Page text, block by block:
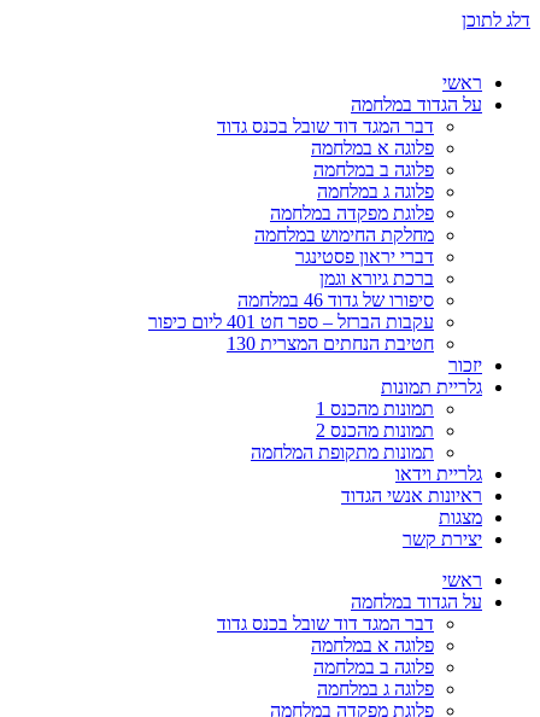
דלג לתוכן
ראשי
על הגדוד במלחמה
דבר המגד דוד שובל בכנס גדוד
פלוגה א במלחמה
פלוגה ב במלחמה
פלוגה ג במלחמה
פלוגת מפקדה במלחמה
מחלקת החימוש במלחמה
דברי יראון פסטינגר
ברכת גיורא וגמן
סיפורו של גדוד 46 במלחמה
עקבות הברזל – ספר חט 401 ליום כיפור
חטיבת הנחתים המצרית 130
יזכור
גלריית תמונות
תמונות מהכנס 1
תמונות מהכנס 2
תמונות מתקופת המלחמה
גלריית וידאו
ראיונות אנשי הגדוד
מצגות
יצירת קשר
ראשי
על הגדוד במלחמה
דבר המגד דוד שובל בכנס גדוד
פלוגה א במלחמה
פלוגה ב במלחמה
פלוגה ג במלחמה
פלוגת מפקדה במלחמה